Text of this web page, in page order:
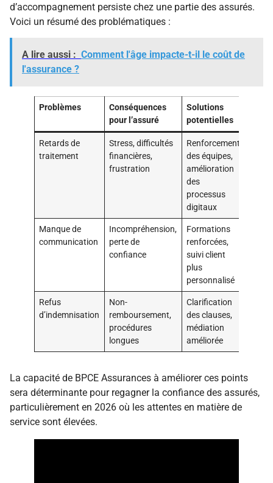
d’accompagnement persiste chez une partie des assurés.
Voici un résumé des problématiques :
A lire aussi : Comment l'âge impacte-t-il le coût de
l'assurance ?
Problèmes
Conséquences
pour l’assuré
Solutions
potentielles
Retards de
traitement
Stress, difficultés
financières,
frustration
Renforcement
des équipes,
amélioration
des
processus
digitaux
Manque de
communication
Incompréhension,
perte de
confiance
Formations
renforcées,
suivi client
plus
personnalisé
Refus
d’indemnisation
Non-
remboursement,
procédures
longues
Clarification
des clauses,
médiation
améliorée
La capacité de BPCE Assurances à améliorer ces points
sera déterminante pour regagner la confiance des assurés,
particulièrement en 2026 où les attentes en matière de
service sont élevées.